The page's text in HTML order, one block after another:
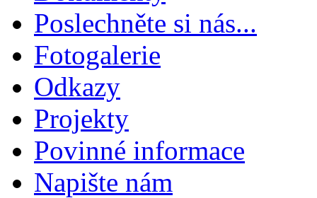
Poslechněte si nás...
Fotogalerie
Odkazy
Projekty
Povinné informace
Napište nám